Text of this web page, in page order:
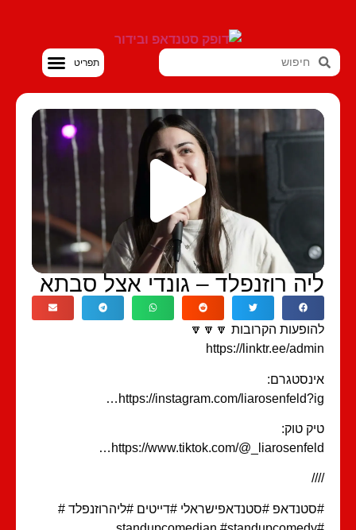
רוזנפלד – גונדי אצל סבתא
הקרובות 🔽🔽🔽
https://linktr.ee/
https://instagram.com/
טוק:
https://www.tiktok.com/
#סטנדאפישראלי #דייטים #ליהרוזנפלד #